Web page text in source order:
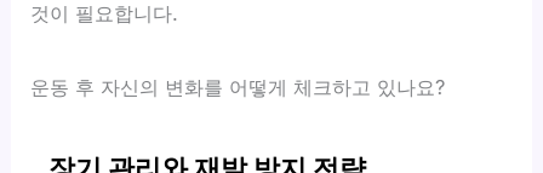
것이 필요합니다.
운동 후 자신의 변화를 어떻게 체크하고 있나요?